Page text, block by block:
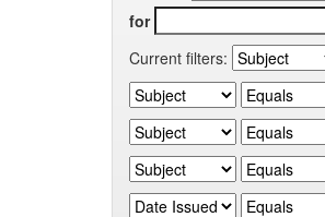
for
Current filters: